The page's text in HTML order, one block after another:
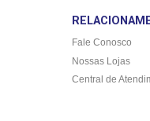
Fale Conosco
Nossas Lojas
Central de